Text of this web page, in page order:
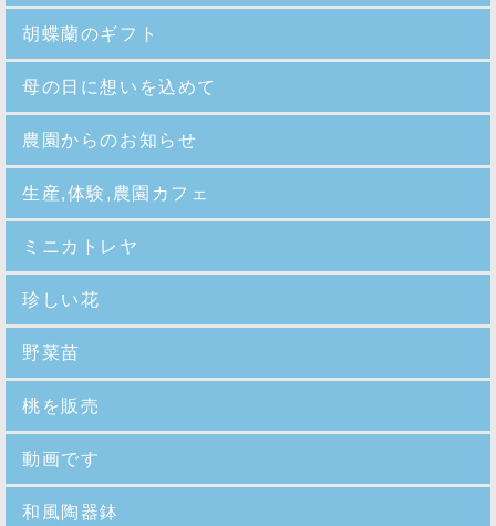
胡蝶蘭のギフト
母の日に想いを込めて
農園からのお知らせ
生産,体験,農園カフェ
ミニカトレヤ
珍しい花
野菜苗
桃を販売
動画です
和風陶器鉢